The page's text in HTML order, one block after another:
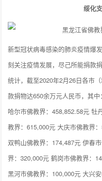
绥化
新型冠状病毒感染的肺炎疫情爆
刻关注疫情发展，尽己所能捐款
统计，截至2020年2月26日各市
款捐物达650余万元人民币，其
哈尔市佛教界：458,852.58元 牡
教界：615,000元 大庆市佛教界
双鸭山佛教界：174,487元 伊春
界：320,000元 鹤岗市佛教界：
黑河市佛教界：100,000元 大兴